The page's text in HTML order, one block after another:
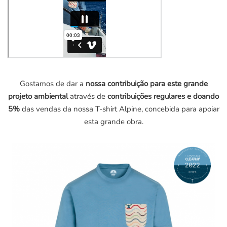
Gostamos de dar a nossa contribuição para este grande
projeto ambientalatravés de contribuições regulares e doando
5%das vendas da nossa T-shirt Alpine, concebida para apoiar
esta grande obra.